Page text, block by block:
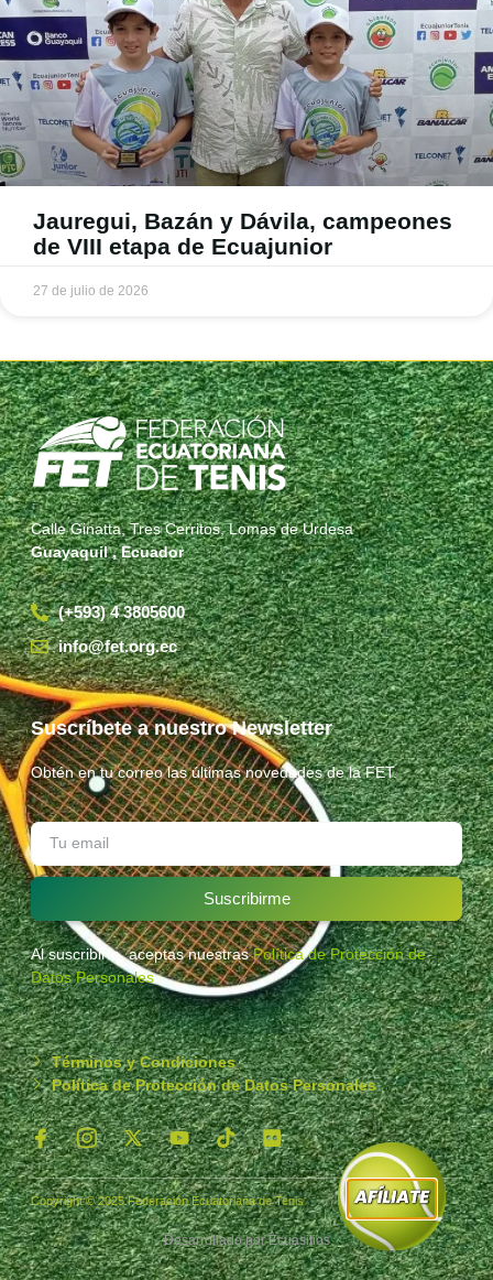
Jauregui, Bazán y Dávila, campeones
de VIII etapa de Ecuajunior
27 de julio de 2026
Calle Ginatta, Tres Cerritos, Lomas de Urdesa
Guayaquil , Ecuador
(+593) 4 3805600
info@fet.org.ec
Suscríbete a nuestro Newsletter
Obtén en tu correo las últimas novedades de la FET.
Suscribirme
Al suscribirte, aceptas nuestrasPolítica de Protección de
Datos Personales.
Términos y Condiciones
Política de Protección de Datos Personales
Copyright © 2025 Federación Ecuatoriana de Tenis
Desarrollado porEcuasitios